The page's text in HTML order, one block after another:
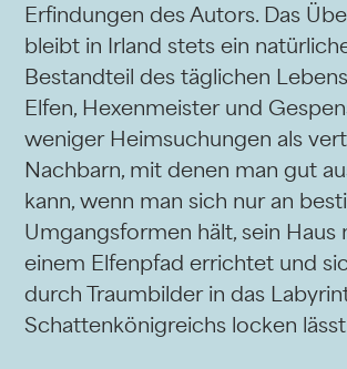
Erfindungen des Autors. Das
bleibt in Irland stets ein
Bestandteil des täglichen
Elfen, Hexenmeister und
weniger Heimsuchungen als
Nachbarn, mit denen man gut
kann, wenn man sich nur an
Umgangsformen hält, sein Haus
einem Elfenpfad errichtet und
durch Traumbilder in das
Schattenkönigreichs locken